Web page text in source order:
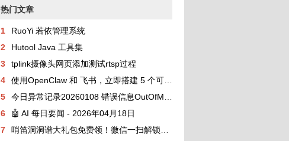
热门文章
1
RuoYi 若依管理系统
2
Hutool Java 工具集
3
tplink摄像头网页添加测试rtsp过程
4
使用OpenClaw 和 飞书，立即搭建 5 个可协作的 AI 助理团队
5
今日异常记录20260108 错误信息OutOfMemoryError: unable to create new native thread
6
🤖 AI 每日要闻 - 2026年04月18日
7
哨笛洞洞谱大礼包免费领！微信一扫解锁百首曲谱